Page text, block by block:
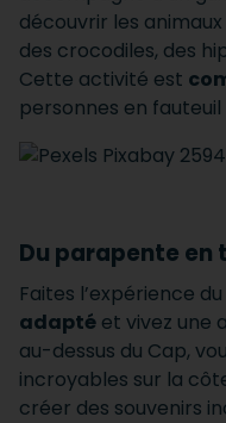
découvrir les
des crocodiles, des
Cette activité est
personnes en
Du parapente en
Faites l’expérience du
adapté et vivez une
au-dessus du Cap,
incroyables sur la
créer des souvenirs